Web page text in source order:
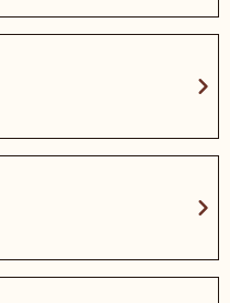
chevron_right
chevron_right